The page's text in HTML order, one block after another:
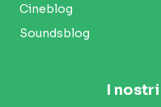
Cineblog
Soundsblog
I